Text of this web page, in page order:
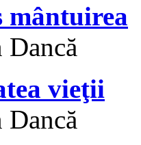
mântuirea
vieţii